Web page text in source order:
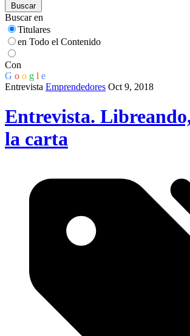
Buscar
Buscar en
Titulares
en Todo el Contenido
Con
G o o g l e
Entrevista Emprendedores Oct 9, 2018
Entrevista.
la carta